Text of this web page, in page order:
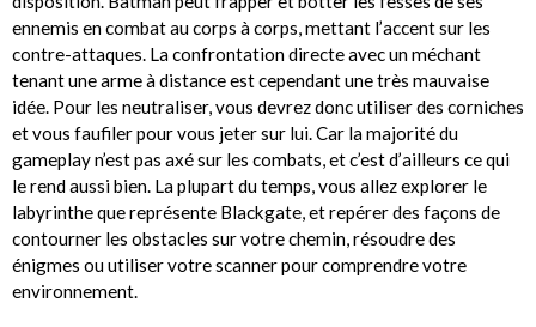
ennemis en combat au corps à corps, mettant l’accent sur les
contre-attaques. La confrontation directe avec un méchant
tenant une arme à distance est cependant une très mauvaise
idée. Pour les neutraliser, vous devrez donc utiliser des corniches
et vous faufiler pour vous jeter sur lui. Car la majorité du
gameplay n’est pas axé sur les combats, et c’est d’ailleurs ce qui
le rend aussi bien. La plupart du temps, vous allez explorer le
labyrinthe que représente Blackgate, et repérer des façons de
contourner les obstacles sur votre chemin, résoudre des
énigmes ou utiliser votre scanner pour comprendre votre
environnement.